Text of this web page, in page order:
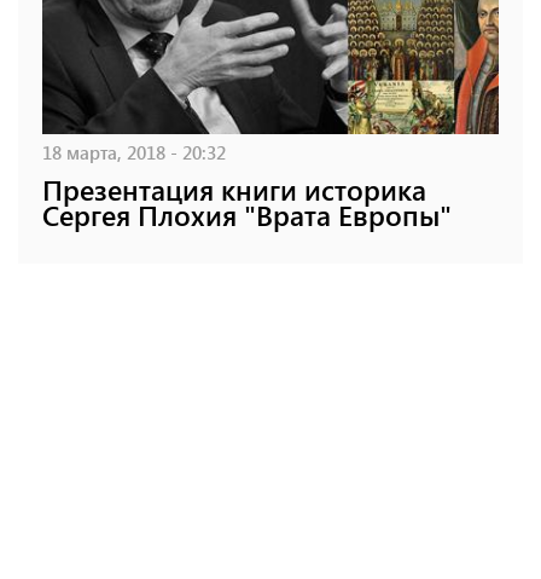
18 марта, 2018 - 20:32
Презентация книги историка
Сергея Плохия "Врата Европы"